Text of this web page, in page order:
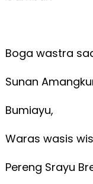
Boga wastra
Sunan
Bumiayu,
Waras wasis
Pereng Srayu